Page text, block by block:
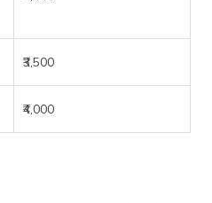
₹3,500
₹4,000